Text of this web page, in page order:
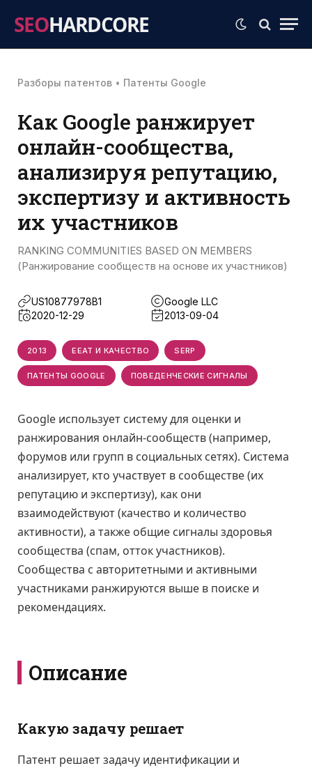
SEOHARDCORE
Разборы патентов • Патенты Google
Как Google ранжирует
онлайн-сообщества,
анализируя репутацию,
экспертизу и активность
их участников
RANKING COMMUNITIES BASED ON MEMBERS
(Ранжирование сообществ на основе их участников)
US10877978B1
Google LLC
2020-12-29
2013-09-04
2013 EEAT И КАЧЕСТВО SERP
ПАТЕНТЫ GOOGLE ПОВЕДЕНЧЕСКИЕ СИГНАЛЫ
Google использует систему для оценки и
ранжирования онлайн-сообществ (например,
форумов или групп в социальных сетях). Система
анализирует, кто участвует в сообществе (их
репутацию и экспертизу), как они
взаимодействуют (качество и количество
активности), а также общие сигналы здоровья
сообщества (спам, отток участников).
Сообщества с авторитетными и активными
участниками ранжируются выше в поиске и
рекомендациях.
Описание
Какую задачу решает
Патент решает задачу идентификации и